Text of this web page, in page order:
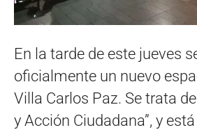
En la tarde de este jueves
oficialmente un nuevo
Villa Carlos Paz. Se trata
y Acción Ciudadana”, y